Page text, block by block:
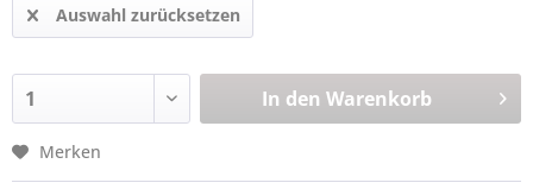
Auswahl zurücksetzen
In den Warenkorb
Merken